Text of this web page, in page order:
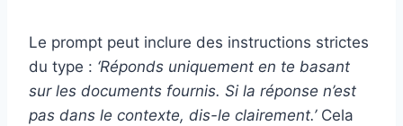
Le prompt peut inclure des instructions strictes
du type : ‘Réponds uniquement en te basant
sur les documents fournis. Si la réponse n’est
pas dans le contexte, dis-le clairement.’Cela